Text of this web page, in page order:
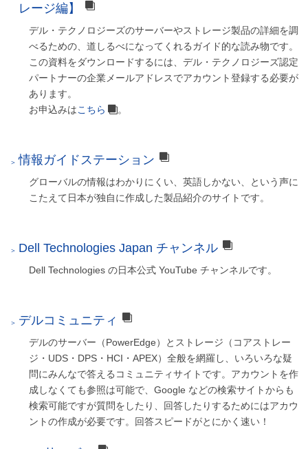
レージ編】
デル・テクノロジーズのサーバーやストレージ製品の詳細を調
べるための、道しるべになってくれるガイド的な読み物です。
この資料をダウンロードするには、デル・テクノロジーズ認定
パートナーの企業メールアドレスでアカウント登録する必要が
あります。
お申込みはこちら 。
情報ガイドステーション
グローバルの情報はわかりにくい、英語しかない、という声に
こたえて日本が独自に作成した製品紹介のサイトです。
Dell Technologies Japan チャンネル
Dell Technologies の日本公式 YouTube チャンネルです。
デルコミュニティ
デルのサーバー（PowerEdge）とストレージ（コアストレー
ジ・UDS・DPS・HCI・APEX）全般を網羅し、いろいろな疑
問にみんなで答えるコミュニティサイトです。アカウントを作
成しなくても参照は可能で、Google などの検索サイトからも
検索可能ですが質問をしたり、回答したりするためにはアカウ
ントの作成が必要です。回答スピードがとにかく速い！